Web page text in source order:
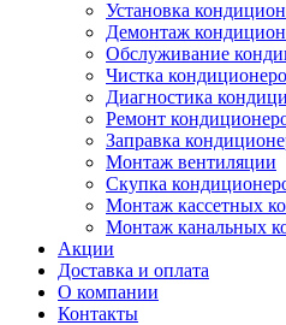
Установка
Демонтаж
Обслуживание
Чистка
Диагностика
Ремонт
Заправка
Монтаж вентиляции
Скупка
Монтаж кассетных
Монтаж канальных
Акции
Доставка и оплата
О компании
Контакты